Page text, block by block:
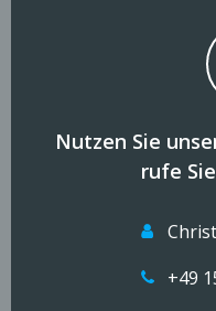
Nutzen Sie
rufe
+49